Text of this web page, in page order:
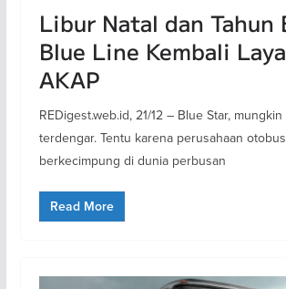
Libur Natal dan Tahun
Blue Line Kembali
AKAP
REDigest.web.id, 21/12 – Blue Star,
terdengar. Tentu karena perusahaan
berkecimpung di dunia perbusan
Read More